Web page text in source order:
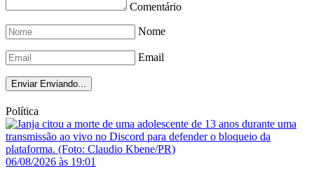
Comentário
Nome
Email
Enviar Enviando...
Política
06/08/2026 às 19:01